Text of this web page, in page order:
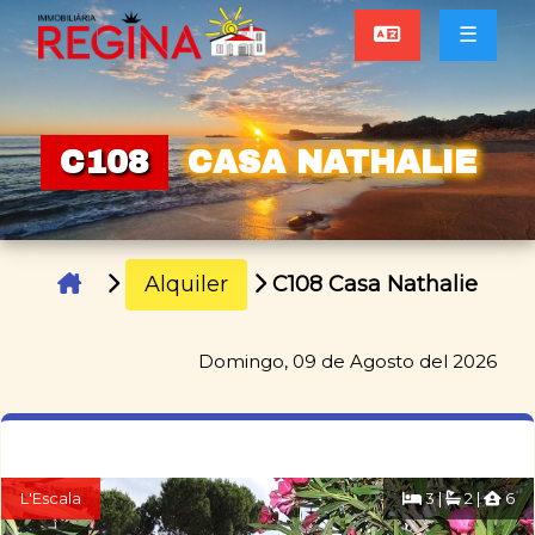
C108 CASA NATHALIE
☰
Alquiler C108 Casa Nathalie
Domingo, 09 de Agosto del 2026
L'Escala 3 | 2 | 6